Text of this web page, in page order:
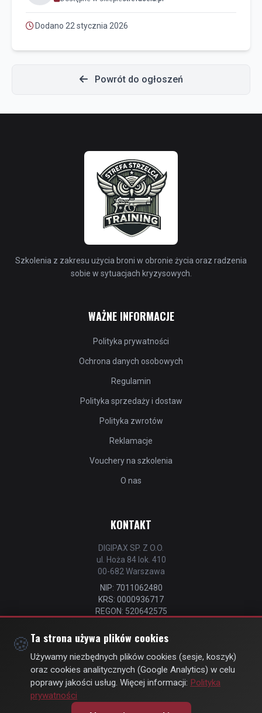
Dodano 22 stycznia 2026
Powrót do ogłoszeń
Szkolenia z zakresu użycia broni w obronie życia oraz radzenia
sobie w sytuacjach kryzysowych.
WAŻNE INFORMACJE
Polityka prywatności
Ochrona danych osobowych
Regulamin
Polityka sprzedaży i dostaw
Polityka zwrotów
Reklamacje
Vouchery na szkolenia
O nas
KONTAKT
DIGIPAX SP. Z O.O.
ul. Hoża 84 lok. 410
00-682 Warszawa
NIP: 7011062480
KRS: 0000936717
REGON: 520642575
📧
kontakt@strefastrzelca.pl
📞 732 106 076
🍪Ta strona używa plików cookies
Używamy niezbędnych plików cookies (sesje, koszyk)
oraz cookies analitycznych (Google Analytics) w celu
poprawy jakości usług. Więcej informacji: Polityka
prywatności